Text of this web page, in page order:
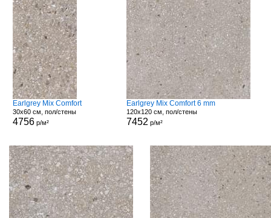
Earlgrey Mix Comfort
30x60 см, пол/стены
4756р/м²
Earlgrey Mix Comfort 6 mm
120x120 см, пол/стены
7452 р/м²